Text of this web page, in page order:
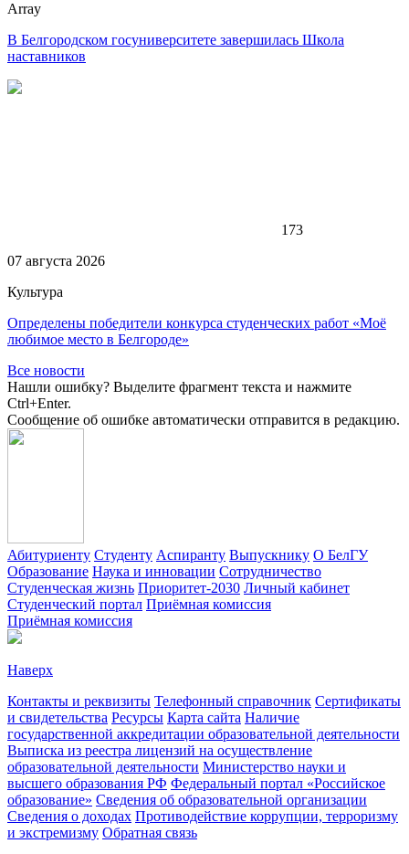
Array
В Белгородском госуниверситете завершилась Школа
наставников
173
07 августа 2026
Культура
Определены победители конкурса студенческих работ «Моё
любимое место в Белгороде»
Все новости
Нашли ошибку? Выделите фрагмент текста и нажмите
Ctrl+Enter.
Сообщение об ошибке автоматически отправится в редакцию.
Абитуриенту Студенту Аспиранту Выпускнику О БелГУ
Образование Наука и инновации Сотрудничество
Студенческая жизнь Приоритет-2030 Личный кабинет
Студенческий портал Приёмная комиссия
Приёмная комиссия
Наверх
Контакты и реквизиты Телефонный справочник Сертификаты
и свидетельства Ресурсы Карта сайта Наличие
государственной аккредитации образовательной деятельности
Выписка из реестра лицензий на осуществление
образовательной деятельности Министерствo науки и
высшего образования РФ Федеральный портал «Российское
образование» Сведения об образовательной организации
Сведения о доходах Противодействие коррупции, терроризму
и экстремизму Обратная связь